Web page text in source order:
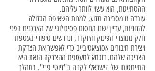
ההסתייגות, הוא עשוי לוותר עליהם.
עובדה זו מסבירה מדוע, למרות השאיפה הגדולה
להדוניזם, עדיין ישנו מחסום פסיכולוגי של הצרכנים בפני
חלק ממוצרי הפינוק והיוקרה, ונדרשים סיפורי מעטפת
ויצירת חיבורים אסוציאטיביים כדי לאפשר את הצדקת
הצריכה שלהם. דוגמא למעטפת ההצדקה הזאת היא
התייחסותו של הישראלי לקניה ב"דיוטי פרי". במהלך